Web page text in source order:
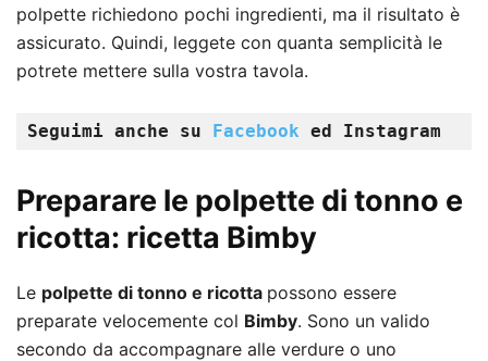
polpette richiedono pochi ingredienti, ma il risultato è
assicurato. Quindi, leggete con quanta semplicità le
potrete mettere sulla vostra tavola.
Seguimi anche su Facebook ed Instagram
Preparare le polpette di tonno e
ricotta: ricetta Bimby
Le polpette di tonno e ricotta possono essere
preparate velocemente col Bimby. Sono un valido
secondo da accompagnare alle verdure o uno